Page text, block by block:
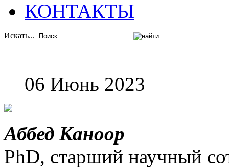
КОНТАКТЫ
Искать...
06 Июнь 2023
Аббед Каноор
PhD, старший научный